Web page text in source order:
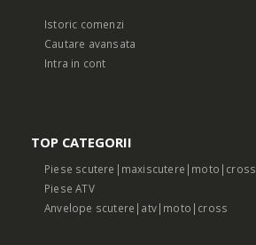
Istoric comenzi
Cautare avansata
Intra in cont
TOP CATEGORII
Piese scutere|maxiscutere|moto|cross
Piese ATV
Anvelope scutere|atv|moto|cross